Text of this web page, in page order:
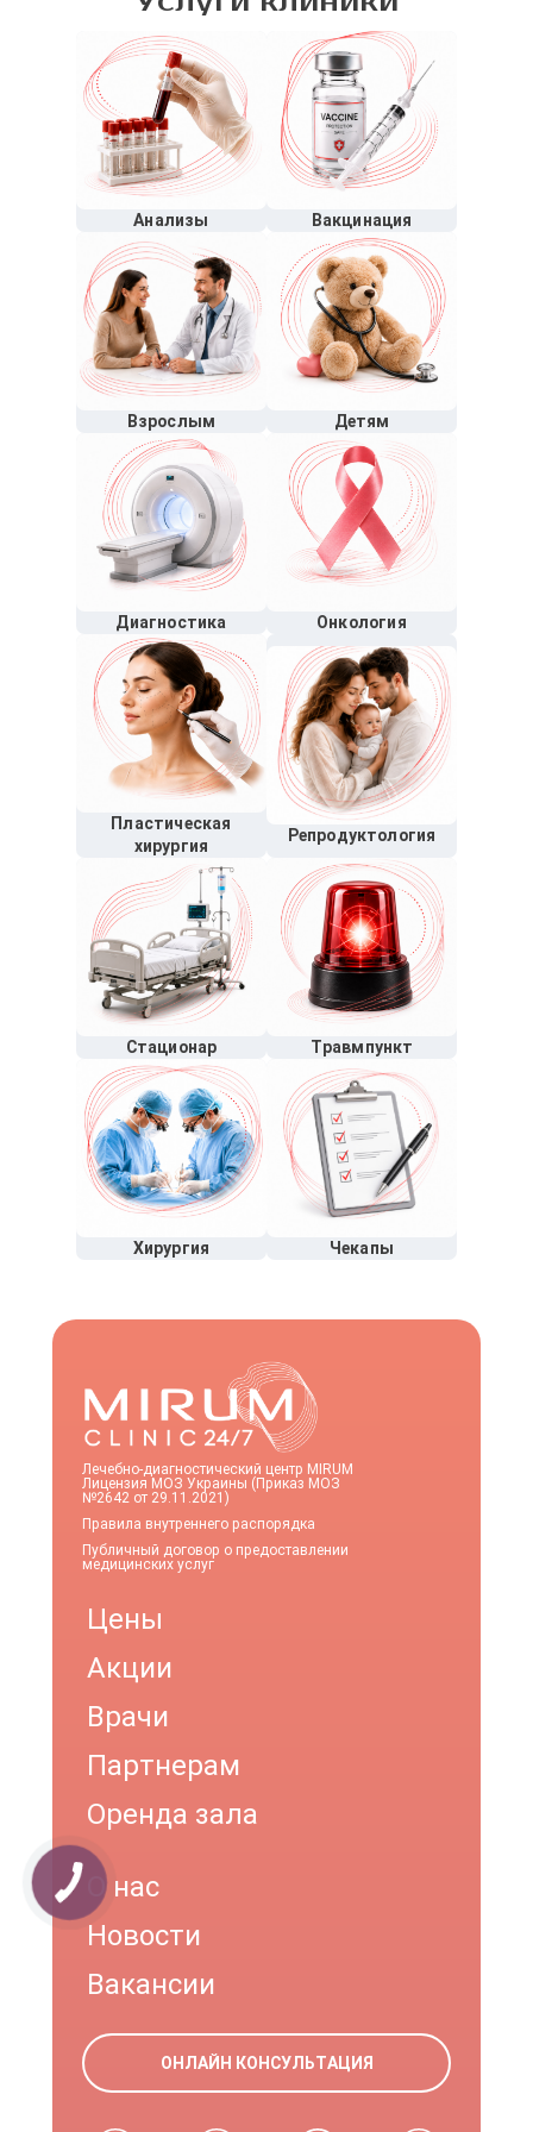
Анализы Вакцинация
Взрослым Детям
Диагностика Онкология
Пластическая
хирургия
Репродуктология
Стационар Травмпункт
Хирургия Чекапы
Лечебно-диагностический центр MIRUM
Лицензия МОЗ Украины (Приказ МОЗ
№2642 от 29.11.2021)
Правила внутреннего распорядка
Публичный договор о предоставлении
медицинских услуг
Цены
Акции
Врачи
Партнерам
Оренда зала
О нас
Новости
Вакансии
ОНЛАЙН КОНСУЛЬТАЦИЯ